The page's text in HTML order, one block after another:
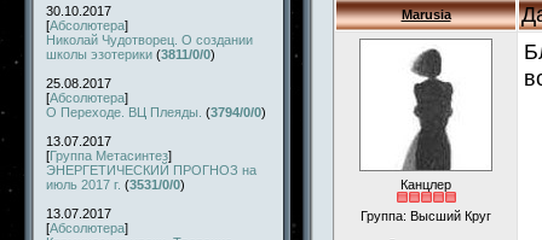
30.10.2017
[Абсолютера]
Николай Чудотворец. О создании
школы эзотерики (3811/0/0)
25.08.2017
[Абсолютера]
О Переходе. ВЦ Плеяды. (3794/0/0)
13.07.2017
[Группа Метасинтез]
ЭНЕРГЕТИЧЕСКИЙ ПРОГНОЗ на
июль 2017 г. (3531/0/0)
13.07.2017
[Абсолютера]
Marusia
Канцлер
Группа: Высший Круг